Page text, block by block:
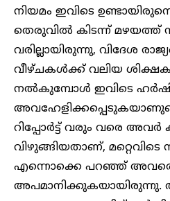
നിയമം ഇവിടെ
തെരുവിൽ കിടന്ന് മഴയത്ത്
വരില്ലായിരുന്നു, വിദേശ
വീഴ്ചകൾക്ക് വലിയ
നൽകുമ്പോൾ ഇവിടെ
റിപ്പോർട്ട് വരും വരെ അവർ
വിഴുങ്ങിയതാണ്, മറ്റെവിടെ
എന്നൊക്കെ പറഞ്ഞ്